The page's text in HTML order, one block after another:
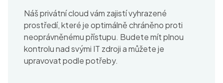
Náš privátní cloud vám zajistí vyhrazené
prostředí, které je optimálně chráněno proti
neoprávněnému přístupu. Budete mít plnou
kontrolu nad svými IT zdroji a můžete je
upravovat podle potřeby.